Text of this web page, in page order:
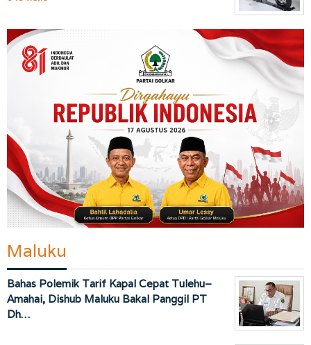
Maluku
Bahas Polemik Tarif Kapal Cepat Tulehu–
Amahai, Dishub Maluku Bakal Panggil PT
Dh…